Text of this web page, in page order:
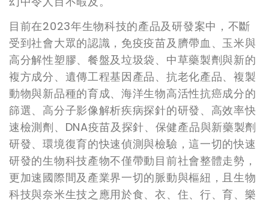
目前在2023年生物科技的產品及研發案中，不斷
受到社會大眾的認識，免疫疫苗及臍帶血、玉米與
高分解性塑膠、餐盤及垃圾袋、中草藥製劑與新的
複方成分、遺傳工程基因產品、抗老化產品、複製
動物與新品種的育成、海洋生物高活性抗癌成分的
篩選、高分子影像解析疾病探針的研發、高效率快
速檢測劑、DNA疫苗及探針、保健產品與新藥製劑
研發、環境復育的快速偵測與檢驗，這一切的快速
研發的生物科技產物不僅帶動目前社會整體走勢，
更加速國際間及產業界一切的脈動與樞紐，且生物
科技與奈米生技之應用於食、衣、住、行、育、樂